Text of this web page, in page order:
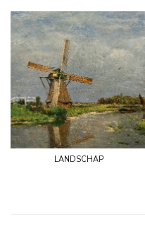
landschap